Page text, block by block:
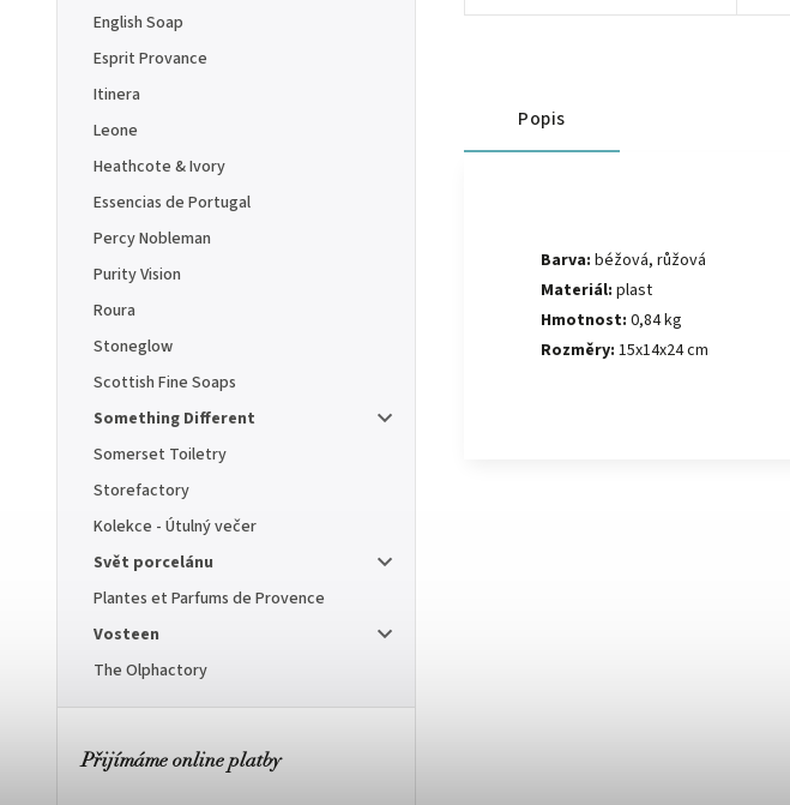
English Soap
Esprit Provance
Itinera
Leone
Heathcote & Ivory
Essencias de Portugal
Percy Nobleman
Purity Vision
Roura
Stoneglow
Scottish Fine Soaps
Something Different
Somerset Toiletry
Storefactory
Kolekce - Útulný večer
Svět porcelánu
Plantes et Parfums de Provence
Vosteen
The Olphactory
Přijímáme online platby
Popis
Barva: béžová, růžová
Materiál: plast
Hmotnost: 0,84 kg
Rozměry: 15x14x24 cm